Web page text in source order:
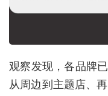
观察发现，各品牌
从周边到主题店、